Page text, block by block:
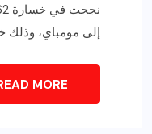
إلى مومباي، وذلك
MORE